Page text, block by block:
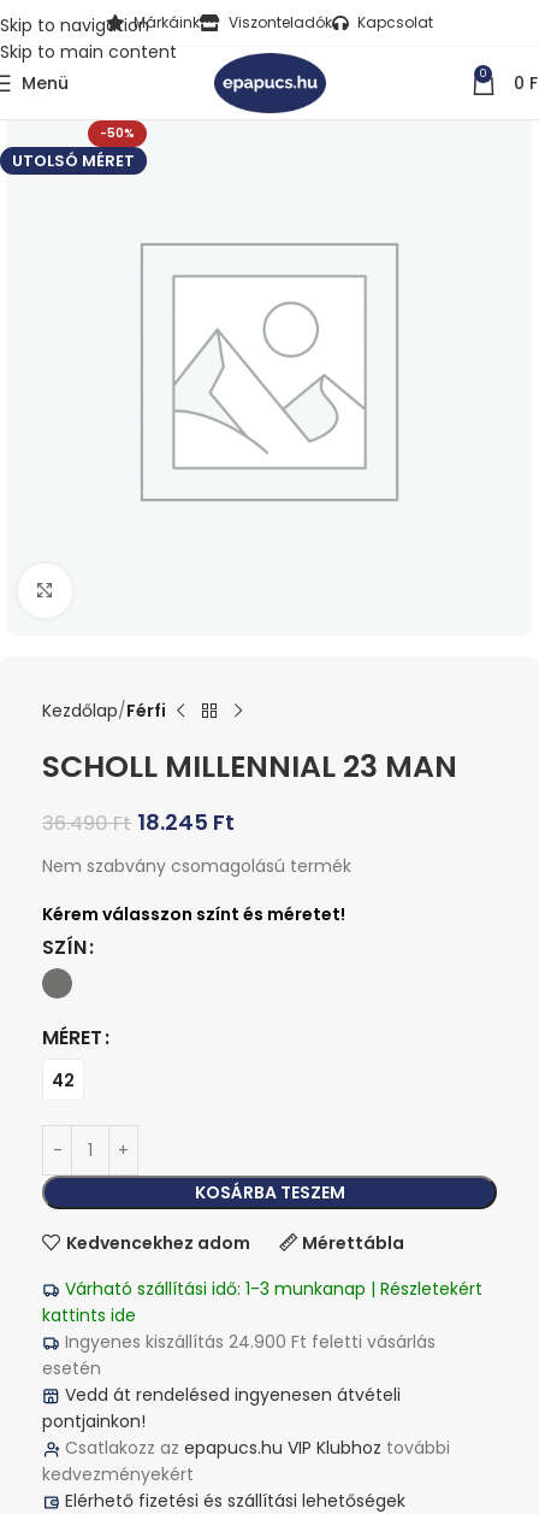
Skip to navigation
Skip to main content
Márkáink Viszonteladók Kapcsolat
Menü 0 0
-50%
UTOLSÓ MÉRET
Kezdőlap Férfi
SCHOLL MILLENNIAL 23 MAN
36.490Ft 18.245 Ft
Nem szabvány csomagolású termék
SZÍN
MÉRET
42
KOSÁRBA TESZEM
Kedvencekhez adom
Mérettábla
Várható szállítási idő: 1-3 munkanap | Részletekért
kattints ide
Ingyenes kiszállítás 24.900 Ft feletti vásárlás
esetén
Vedd át rendelésed ingyenesen átvételi
pontjainkon!
Csatlakozz az epapucs.hu VIP Klubhoz további
kedvezményekért
Elérhető fizetési és szállítási lehetőségek